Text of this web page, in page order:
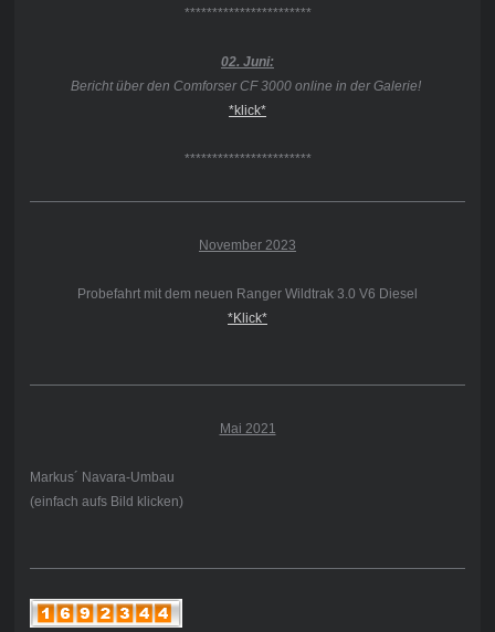
***********************
02. Juni:
Bericht über den Comforser CF 3000 online in der Galerie!
*klick*
***********************
November 2023
Probefahrt mit dem neuen Ranger Wildtrak 3.0 V6 Diesel
*Klick*
Mai 2021
Markus´ Navara-Umbau
(einfach aufs Bild klicken)